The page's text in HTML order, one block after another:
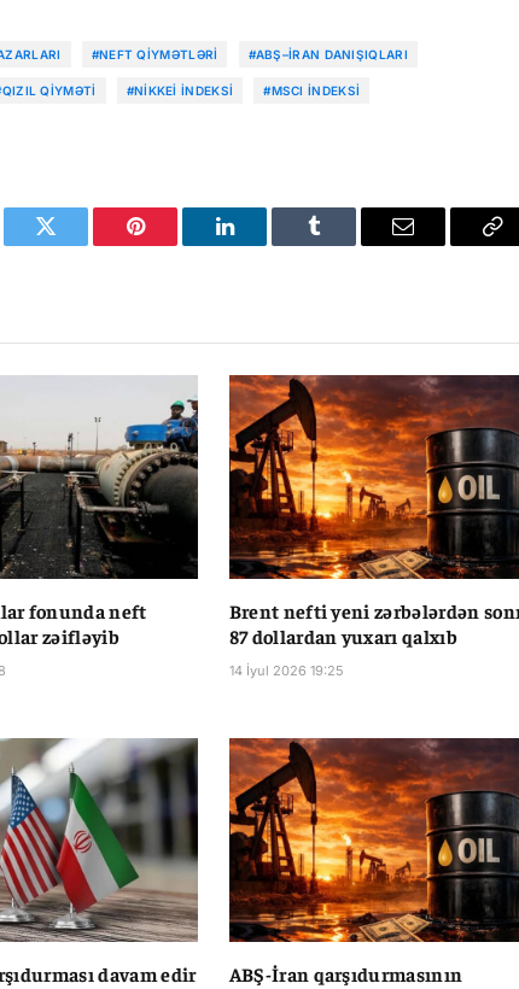
#NEFT QIYMƏTLƏRI #ABŞ–İRAN DANIŞIQLARI
QIYMƏTI #NIKKEI INDEKSI #MSCI INDEKSI
Twitter Pinterest LinkedIn Tumblr Email
fonunda neft
zəifləyib
Brent nefti yeni zərbələrdən
87 dollardan yuxarı qalxıb
14 İyul 2026 19:25
davam edir
ABŞ-İran qarşıdurmasının